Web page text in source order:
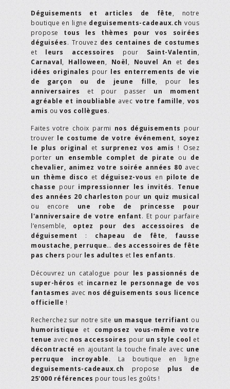
Déguisements et articles de fête, notre
boutique en ligne deguisements-cadeaux.ch vous
propose tous les thèmes pour vos soirées
déguisées. Trouvez des centaines de costumes
et leurs accessoires pour Saint-Valentin,
Carnaval, Halloween, Noël, Nouvel An et des
idées originales pour les enterrements de vie
de garçon ou de jeune fille, pour les
anniversaires et pour passer un moment
agréable et inoubliable avec votre famille, vos
amis ou vos collègues.
Faites votre choix parmi nos déguisements pour
trouver le costume de votre événement, soyez
le plus original et surprenez vos amis ! Osez
porter un ensemble complet de pirate ou de
chevalier, animez votre soirée années 80 avec
un thème disco et déguisez-vous en pilote de
chasse pour impressionner les invités. Tenue
des années 20 charleston pour un quiz musical
ou encore une robe de princesse pour
l'anniversaire de votre enfant. Et pour parfaire
l’ensemble, optez pour des accessoires de
déguisement : chapeau de fête, fausse
moustache, perruque… des accessoires de fête
pas chers pour les adultes et les enfants.
Découvrez un catalogue pour les passionnés de
super-héros et incarnez le personnage de vos
fantasmes avec nos déguisements sous licence
officielle !
Recherchez sur notre site un masque terrifiant ou
humoristique et composez vous-même votre
tenue avec nos accessoires pour un style cool et
décontracté en ajoutant la touche finale avec une
perruque incroyable. La boutique en ligne
deguisements-cadeaux.ch propose plus de
25'000 références pour tous les goûts !